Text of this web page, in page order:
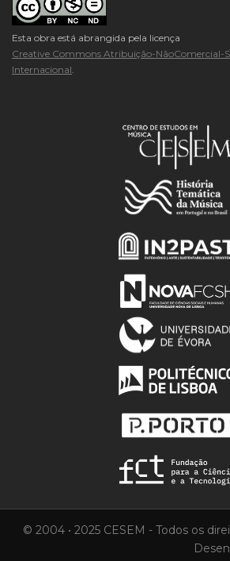
Esta obra está abrangida pela licença
Creative Commons Atribuição-NãoComercial-
Internacional
© 2004 • 2025 CESEM - Todos os